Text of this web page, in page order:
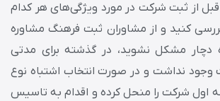
از ثبت شرکت در مورد ویژگی‌های هر کدام
کنید و از مشاوران ثبت فرهنگ مشاوره
دچار مشکل نشوید، در گذشته برای مدتی
وجود نداشت و در صورت انتخاب اشتباه نوع
اول شرکت را منحل کرده و اقدام به تاسیس